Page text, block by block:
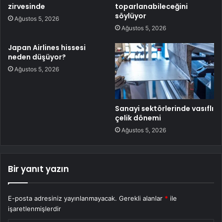
zirvesinde
Ağustos 5, 2026
toparlanabileceğini
söylüyor
Ağustos 5, 2026
Japan Airlines hissesi
neden düşüyor?
Ağustos 5, 2026
Sanayi sektörlerinde vasıflı
çelik dönemi
Ağustos 5, 2026
Bir yanıt yazın
E-posta adresiniz yayınlanmayacak. Gerekli alanlar * ile
işaretlenmişlerdir